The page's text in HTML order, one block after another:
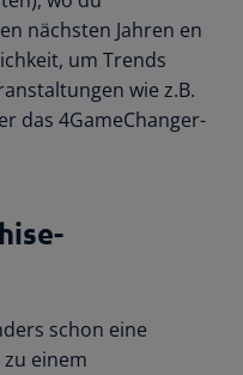
nächsten Jahren en
um Trends
wie z.B.
das 4GameChanger-
schon eine
einem